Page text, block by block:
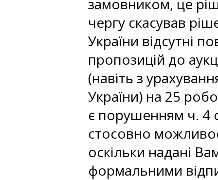
замовником, це
чергу скасував
України відсутні
пропозицій до
(навіть з
України) на 25
є порушенням ч. 4
стосовно
оскільки надані
формальними